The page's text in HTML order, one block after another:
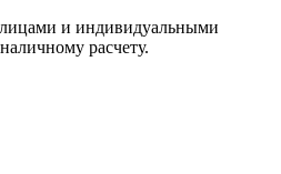
и индивидуальными
расчету.